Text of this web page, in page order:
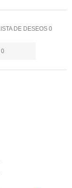
DE DESEOS 0
0